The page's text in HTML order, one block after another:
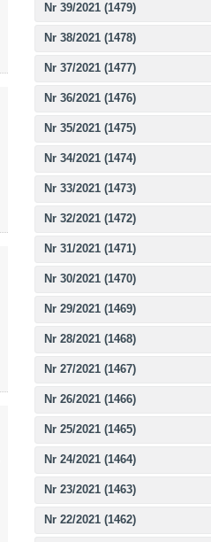
Nr 39/2021 (1479)
Nr 38/2021 (1478)
Nr 37/2021 (1477)
Nr 36/2021 (1476)
Nr 35/2021 (1475)
Nr 34/2021 (1474)
Nr 33/2021 (1473)
Nr 32/2021 (1472)
Nr 31/2021 (1471)
Nr 30/2021 (1470)
Nr 29/2021 (1469)
Nr 28/2021 (1468)
Nr 27/2021 (1467)
Nr 26/2021 (1466)
Nr 25/2021 (1465)
Nr 24/2021 (1464)
Nr 23/2021 (1463)
Nr 22/2021 (1462)